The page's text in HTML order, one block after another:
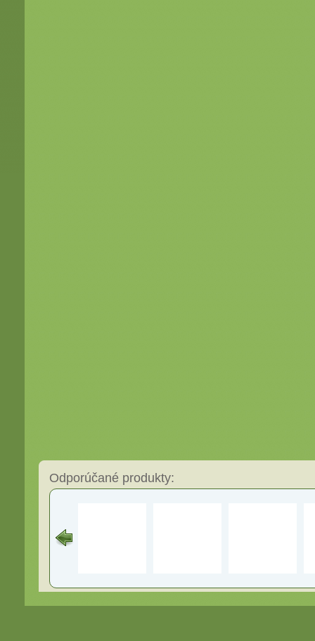
Odporúčané produkty: